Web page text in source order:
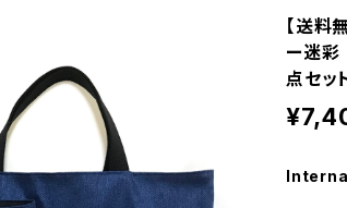
【送
ー迷彩
点セッ